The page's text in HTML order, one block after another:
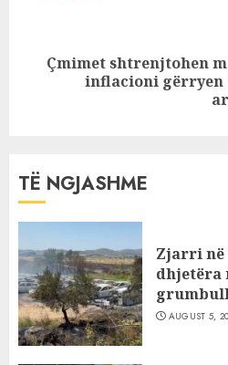
Next
Çmimet shtrenjtohen
inflacioni gërryen
TË NGJASHME
Zjarri në
dhjetëra
AUGUST 5,